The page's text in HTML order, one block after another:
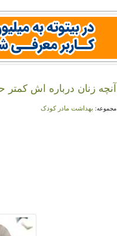
آنچه زنان درباره ‌اش
مجموعه: بهداشت مادر کودک